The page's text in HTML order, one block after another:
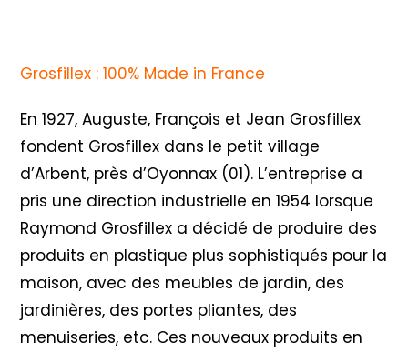
Grosfillex : 100% Made in France
En 1927, Auguste, François et Jean Grosfillex
fondent Grosfillex dans le petit village
d’Arbent, près d’Oyonnax (01). L’entreprise a
pris une direction industrielle en 1954 lorsque
Raymond Grosfillex a décidé de produire des
produits en plastique plus sophistiqués pour la
maison, avec des meubles de jardin, des
jardinières, des portes pliantes, des
menuiseries, etc. Ces nouveaux produits en